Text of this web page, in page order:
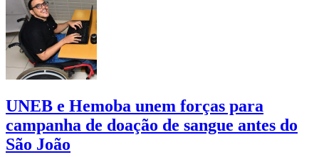
UNEB e Hemoba unem forças para
campanha de doação de sangue antes do
São João